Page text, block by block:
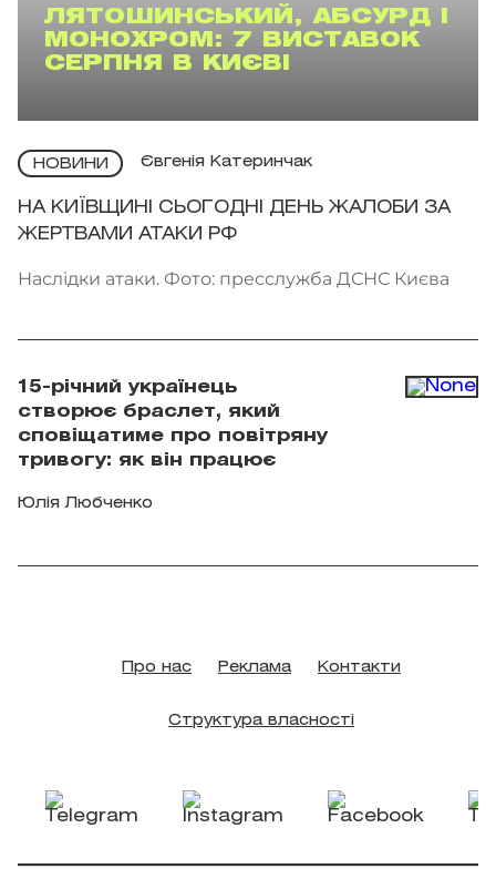
ЛЯТОШИНСЬКИЙ, АБСУРД І
МОНОХРОМ: 7 ВИСТАВОК
СЕРПНЯ В КИЄВІ
НОВИНИ Євгенія Катеринчак
НА КИЇВЩИНІ СЬОГОДНІ ДЕНЬ ЖАЛОБИ ЗА
ЖЕРТВАМИ АТАКИ РФ
Наслідки атаки. Фото: пресслужба ДСНС Києва
15-річний українець
створює браслет, який
сповіщатиме про повітряну
тривогу: як він працює
Юлія Любченко
Про нас Реклама Контакти
Структура власності